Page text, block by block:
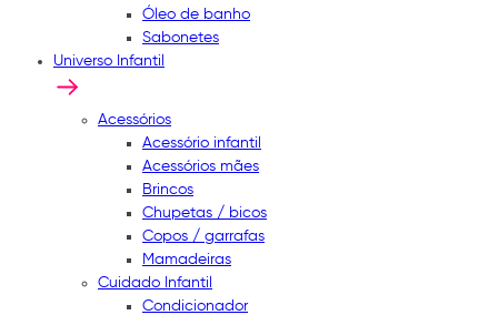
Óleo de banho
Sabonetes
Universo Infantil
Acessórios
Acessório infantil
Acessórios mães
Brincos
Chupetas / bicos
Copos / garrafas
Mamadeiras
Cuidado Infantil
Condicionador